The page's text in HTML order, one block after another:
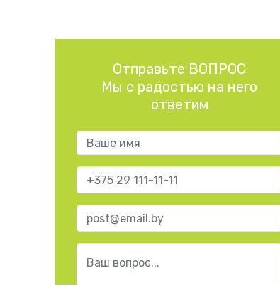
Отправьте ВОПРОС
Мы с радостью на него
ответим